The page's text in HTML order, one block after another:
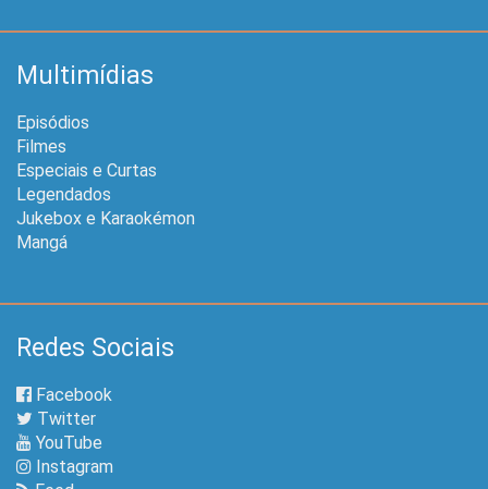
Multimídias
Episódios
Filmes
Especiais e Curtas
Legendados
Jukebox e Karaokémon
Mangá
Redes Sociais
Facebook
Twitter
YouTube
Instagram